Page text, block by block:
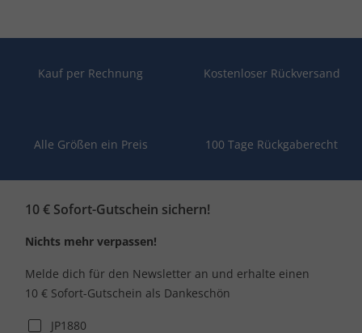
Kauf per Rechnung Kostenloser Rückversand
Alle Größen ein Preis 100 Tage Rückgaberecht
10 € Sofort-Gutschein sichern!
Nichts mehr verpassen!
Melde dich für den Newsletter an und erhalte einen
10 € Sofort-Gutschein als Dankeschön
JP1880